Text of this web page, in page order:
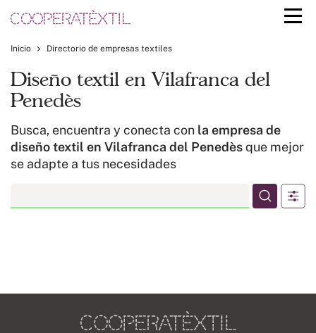
Inicio Directorio de empresas textiles
Diseño textil en Vilafranca del
Penedès
Busca, encuentra y conecta con la empresa de
diseño textil en Vilafranca del Penedèsque mejor
se adapte a tus necesidades